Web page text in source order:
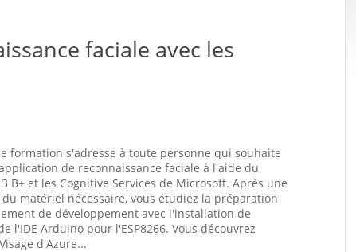
faciale avec les
formation s'adresse à toute personne qui souhaite
de reconnaissance faciale à l'aide du
B+ et les Cognitive Services de Microsoft. Après une
matériel nécessaire, vous étudiez la préparation
de développement avec l'installation de
l'IDE Arduino pour l'ESP8266. Vous découvrez
d'Azure...